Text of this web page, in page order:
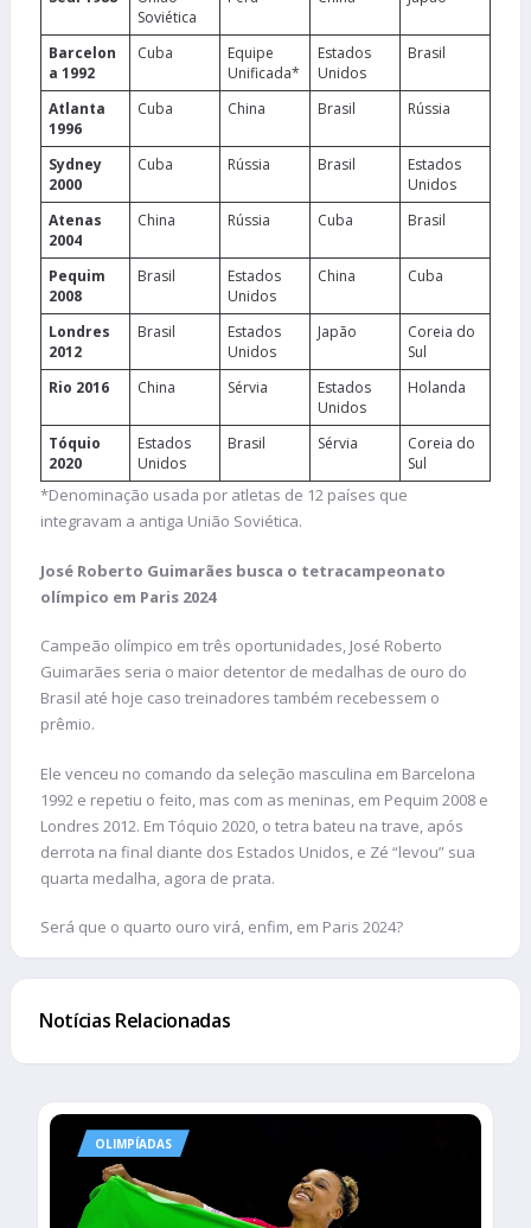
Soviética
Barcelon
a 1992
Cuba
Equipe
Unificada*
Estados
Unidos
Brasil
Atlanta
1996
Cuba China Brasil Rússia
Sydney
2000
Cuba Rússia Brasil
Estados
Unidos
Atenas
2004
China Rússia Cuba Brasil
Pequim
2008
Brasil
Estados
Unidos
China Cuba
Londres
2012
Brasil
Estados
Unidos
Japão
Coreia do
Sul
Rio 2016
China Sérvia
Estados
Unidos
Holanda
Tóquio
2020
Estados
Unidos
Brasil Sérvia
Coreia do
Sul
*Denominação usada por atletas de 12 países que
integravam a antiga União Soviética.
José Roberto Guimarães busca o tetracampeonato
olímpico em Paris 2024
Campeão olímpico em três oportunidades, José Roberto
Guimarães seria o maior detentor de medalhas de ouro do
Brasil até hoje caso treinadores também recebessem o
prêmio.
Ele venceu no comando da seleção masculina em Barcelona
1992 e repetiu o feito, mas com as meninas, em Pequim 2008 e
Londres 2012. Em Tóquio 2020, o tetra bateu na trave, após
derrota na final diante dos Estados Unidos, e Zé “levou” sua
quarta medalha, agora de prata.
Será que o quarto ouro virá, enfim, em Paris 2024?
Notícias Relacionadas
OLIMPÍADAS